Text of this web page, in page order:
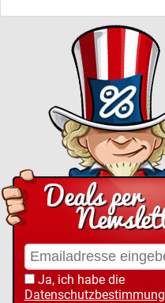
Ja, ich habe die
Datenschutzbestimmung